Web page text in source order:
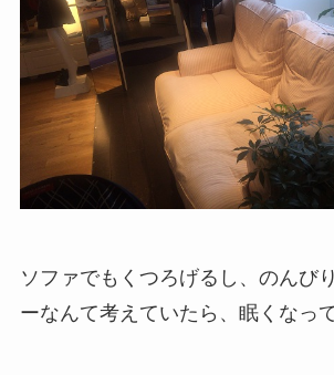
ソファでもくつろげるし、のんび
ーなんて考えていたら、眠くなっ